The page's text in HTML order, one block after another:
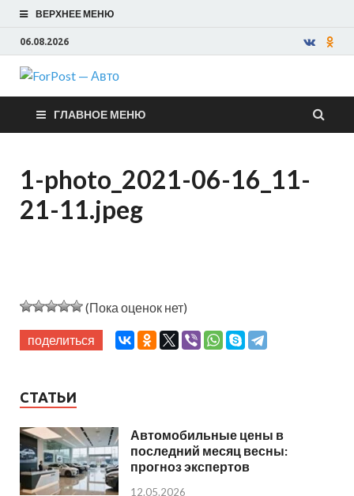
ВЕРХНЕЕ МЕНЮ
06.08.2026
ForPost —
Авто
ГЛАВНОЕ МЕНЮ
1-photo_2021-06-16_11-
21-11.jpeg
(Пока оценок нет)
поделиться
СТАТЬИ
Автомобильные цены в
последний месяц весны:
прогноз экспертов
12.05.2026